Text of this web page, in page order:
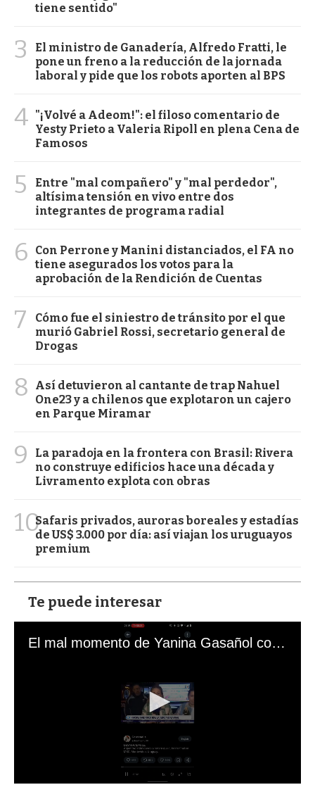
tiene sentido"
3
El ministro de Ganadería, Alfredo Fratti, le
pone un freno a la reducción de la jornada
laboral y pide que los robots aporten al BPS
4 "¡Volvé a Adeom!": el filoso comentario de
Yesty Prieto a Valeria Ripoll en plena Cena de
Famosos
5
Entre "mal compañero" y "mal perdedor",
altísima tensión en vivo entre dos
integrantes de programa radial
6
Con Perrone y Manini distanciados, el FA no
tiene asegurados los votos para la
aprobación de la Rendición de Cuentas
7
Cómo fue el siniestro de tránsito por el que
murió Gabriel Rossi, secretario general de
Drogas
8
Así detuvieron al cantante de trap Nahuel
One23 y a chilenos que explotaron un cajero
en Parque Miramar
9
La paradoja en la frontera con Brasil: Rivera
no construye edificios hace una década y
Livramento explota con obras
10Safaris privados, auroras boreales y estadías
de US$ 3.000 por día: así viajan los uruguayos
premium
Te puede interesar
El mal momento de Yanina Gasañol con un hincha argentino en "Subrayado"